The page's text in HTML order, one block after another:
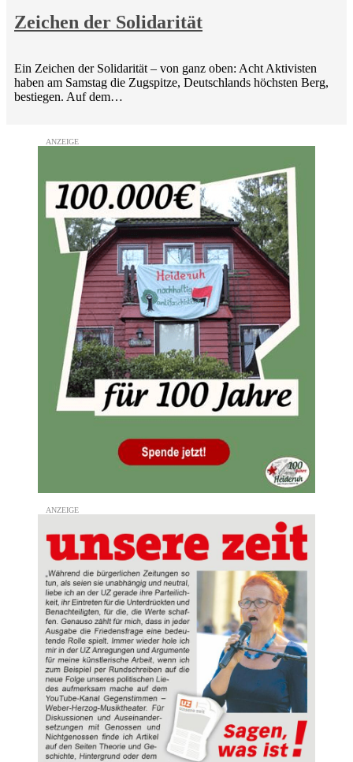
Zeichen der Solidarität
Ein Zeichen der Solidarität – von ganz oben: Acht Aktivisten
haben am Samstag die Zugspitze, Deutschlands höchsten Berg,
bestiegen. Auf dem…